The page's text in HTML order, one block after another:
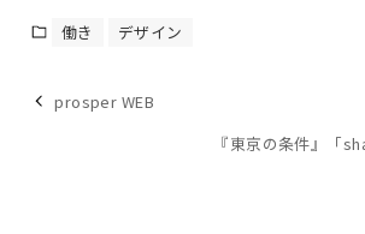
働き デザイン
prosper WEB
『東京の条件』「